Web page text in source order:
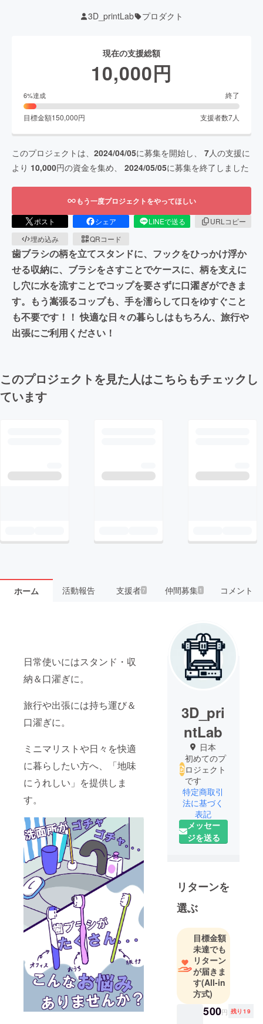
3D_printLab プロダクト
現在の支援総額
10,000円
6%達成 終了
目標金額150,000円 支援者数7人
このプロジェクトは、 2024/04/05に募集を開始し、 7人の支援に
より 10,000円の資金を集め、 2024/05/05に募集を終了しました
もう一度プロジェクトをやってほしい
ポスト シェア LINEで送る
URLコピー
埋め込み
QRコード
歯ブラシの柄を立てスタンドに、フックをひっかけ浮か
せる収納に、ブラシをさすことでケースに、柄を支えに
し穴に水を流すことでコップを要さずに口濯ぎができま
す。もう嵩張るコップも、手を濡らして口をゆすぐこと
も不要です！！ 快適な日々の暮らしはもちろん、旅行や
出張にご利用ください！
このプロジェクトを見た人はこちらもチェックし
ています
ホーム 活動報告 支援者7 仲間募集 1 コメント
日常使いにはスタンド・収
納＆口濯ぎに。
旅行や出張には持ち運び＆
口濯ぎに。
ミニマリストや日々を快適
に暮らしたい方へ、「地味
にうれしい」を提供しま
す。
3D_pri
ntLab
日本
初めてのプ
ロジェクト
です
特定商取引
法に基づく
表記
メッセー
ジを送る
リターンを
選ぶ
目標金額
未達でも
リターン
が届きま
す(All-in
方式)
500円 残り19